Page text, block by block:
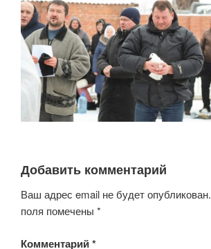
Добавить комментарий
Ваш адрес email не будет опубликован.
поля помечены *
Комментарий*